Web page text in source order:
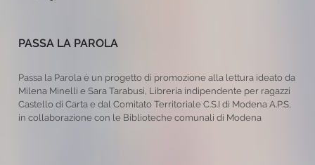
PASSA LA PAROLA
Passa la Parola è un progetto di promozione alla lettura ideato da
Milena Minelli e Sara Tarabusi, Libreria indipendente per ragazzi
Castello di Carta e dal Comitato Territoriale C.S.I di Modena A.P.S,
in collaborazione con le Biblioteche comunali di Modena